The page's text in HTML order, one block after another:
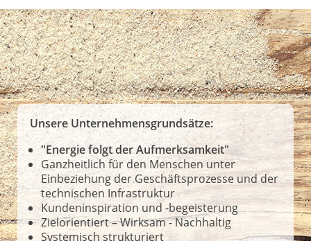
Unsere Unternehmensgrundsätze:
"Energie folgt der Aufmerksamkeit"
Ganzheitlich für den Menschen unter
Einbeziehung der Geschäftsprozesse und der
technischen Infrastruktur
Kundeninspiration und -begeisterung
Zielorientiert – Wirksam - Nachhaltig
Systemisch strukturiert